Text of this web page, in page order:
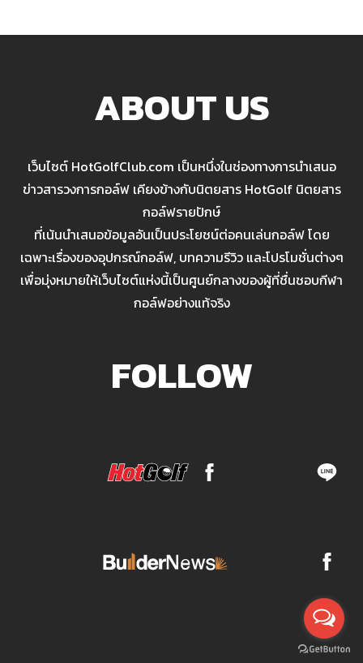
ABOUT US
เว็บไซต์ HotGolfClub.com เป็นหนึ่งในช่องทางการนำเสนอ
ข่าวสารวงการกอล์ฟ เคียงข้างกับนิตยสาร HotGolf นิตยสาร
กอล์ฟรายปักษ์
ที่เน้นนำเสนอข้อมูลอันเป็นประโยชน์ต่อคนเล่นกอล์ฟ โดย
เฉพาะเรื่องของอุปกรณ์กอล์ฟ, บทความรีวิว และโปรโมชั่นต่างๆ
เพื่อมุ่งหมายให้เว็บไซต์แห่งนี้เป็นศูนย์กลางของผู้ที่ชื่นชอบกีฬา
กอล์ฟอย่างแท้จริง
FOLLOW